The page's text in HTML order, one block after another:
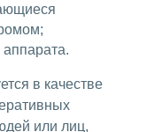
в качестве
или лиц,